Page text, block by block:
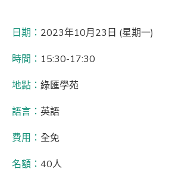
日期： 2023年10月23日 (星期一)
時間： 15:30-17:30
地點： 綠匯學苑
語言： 英語
費用： 全免
名額： 40人